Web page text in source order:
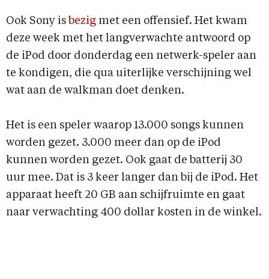
Ook Sony is bezig met een offensief. Het kwam
deze week met het langverwachte antwoord op
de iPod door donderdag een netwerk-speler aan
te kondigen, die qua uiterlijke verschijning wel
wat aan de walkman doet denken.
Het is een speler waarop 13.000 songs kunnen
worden gezet. 3.000 meer dan op de iPod
kunnen worden gezet. Ook gaat de batterij 30
uur mee. Dat is 3 keer langer dan bij de iPod. Het
apparaat heeft 20 GB aan schijfruimte en gaat
naar verwachting 400 dollar kosten in de winkel.